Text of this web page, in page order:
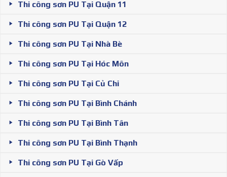
Thi công sơn PU Tại Quận 11
Thi công sơn PU Tại Quận 12
Thi công sơn PU Tại Nhà Bè
Thi công sơn PU Tại Hóc Môn
Thi công sơn PU Tại Củ Chi
Thi công sơn PU Tại Bình Chánh
Thi công sơn PU Tại Bình Tân
Thi công sơn PU Tại Bình Thạnh
Thi công sơn PU Tại Gò Vấp